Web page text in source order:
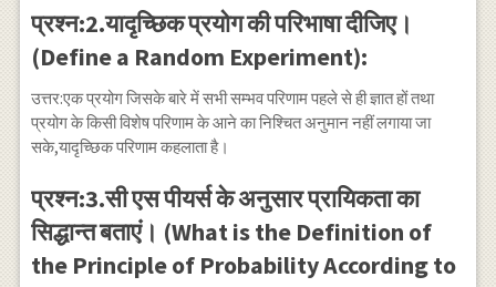
\cdot
P\left(\frac{G}
{E \cap F
}\right) \\
=P(E) \cdot
P\left(\frac{F}
{E}\right)
{E F}\right)
प्रश्न:2.यादृच्छिक प्रयोग की परिभाषा दीजिए।
(Define a Random Experiment):
उत्तर:एक प्रयोग जिसके बारे में सभी सम्भव परिणाम पहले से ही ज्ञात हों तथा
प्रयोग के किसी विशेष परिणाम के आने का निश्चित अनुमान नहीं लगाया जा
सके,यादृच्छिक परिणाम कहलाता है।
प्रश्न:3.सी एस पीयर्स के अनुसार प्रायिकता का
सिद्धान्त बताएं। (What is the Definition of
the Principle of Probability According to